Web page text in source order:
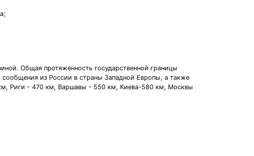
Общая протяженность государственной границы
из России в страны Западной Европы, а также
Риги - 470 км, Варшавы - 550 км, Киева-580 км, Москвы